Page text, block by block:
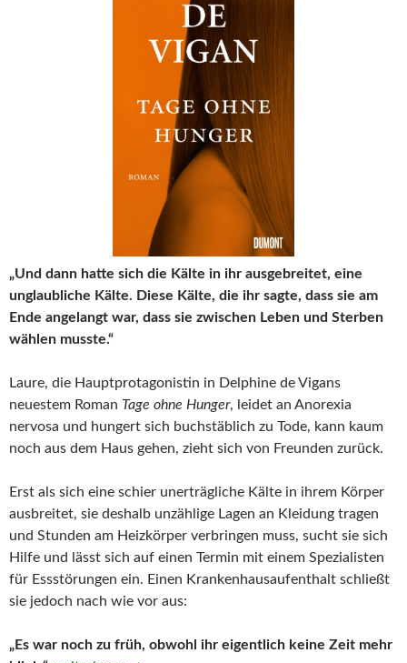
„Und dann hatte sich die Kälte in ihr ausgebreitet, eine
unglaubliche Kälte. Diese Kälte, die ihr sagte, dass sie am
Ende angelangt war, dass sie zwischen Leben und Sterben
wählen musste.“
Laure, die Hauptprotagonistin in Delphine de Vigans
neuestem Roman Tage ohne Hunger, leidet an Anorexia
nervosa und hungert sich buchstäblich zu Tode, kann kaum
noch aus dem Haus gehen, zieht sich von Freunden zurück.
Erst als sich eine schier unerträgliche Kälte in ihrem Körper
ausbreitet, sie deshalb unzählige Lagen an Kleidung tragen
und Stunden am Heizkörper verbringen muss, sucht sie sich
Hilfe und lässt sich auf einen Termin mit einem Spezialisten
für Essstörungen ein. Einen Krankenhausaufenthalt schließt
sie jedoch nach wie vor aus:
„Es war noch zu früh, obwohl ihr eigentlich keine Zeit mehr